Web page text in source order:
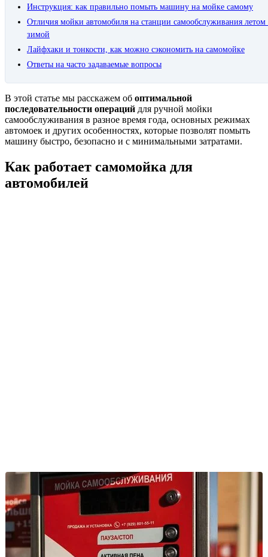
Инструкция: как правильно помыть машину на мойке самому
Отличия мойки автомобиля на станции самообслуживания летом
зимой
Лайфхаки и тонкости, как можно сэкономить на самомойке
Ответы на часто задаваемые вопросы
В этой статье мы расскажем об оптимальной
последовательности операций для ручной мойки
самообслуживания в разное время года, основных режимах
автомоек и других особенностях, которые позволят помыть
машину быстро, безопасно и с минимальными затратами.
Как работает самомойка для
автомобилей